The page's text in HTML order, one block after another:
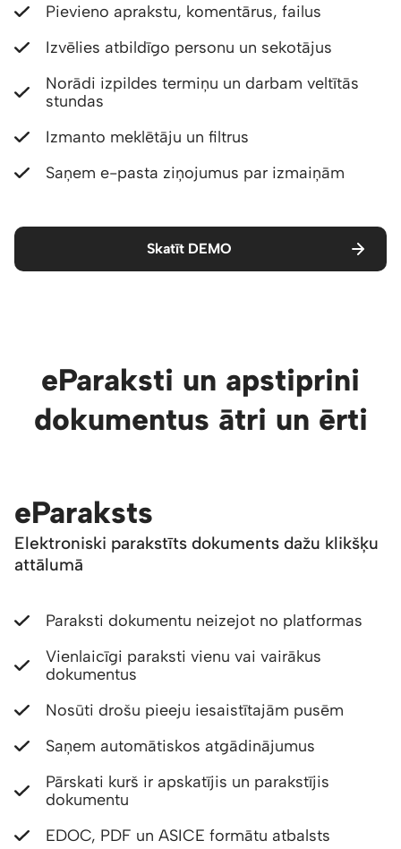
Pievieno aprakstu, komentārus, failus
Izvēlies atbildīgo personu un sekotājus
Norādi izpildes termiņu un darbam veltītās
stundas
Izmanto meklētāju un filtrus
Saņem e-pasta ziņojumus par izmaiņām
Skatīt DEMO
eParaksti un apstiprini
dokumentus ātri un ērti
eParaksts
Elektroniski parakstīts dokuments dažu klikšķu
attālumā
Paraksti dokumentu neizejot no platformas
Vienlaicīgi paraksti vienu vai vairākus
dokumentus
Nosūti drošu pieeju iesaistītajām pusēm
Saņem automātiskos atgādinājumus
Pārskati kurš ir apskatījis un parakstījis
dokumentu
EDOC, PDF un ASICE formātu atbalsts